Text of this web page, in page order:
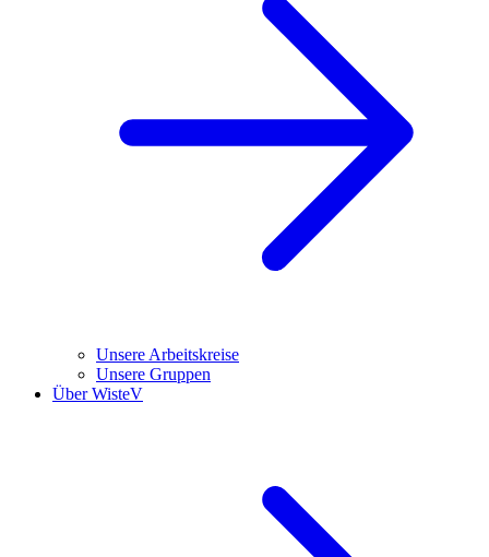
Unsere Arbeitskreise
Unsere Gruppen
Über WisteV